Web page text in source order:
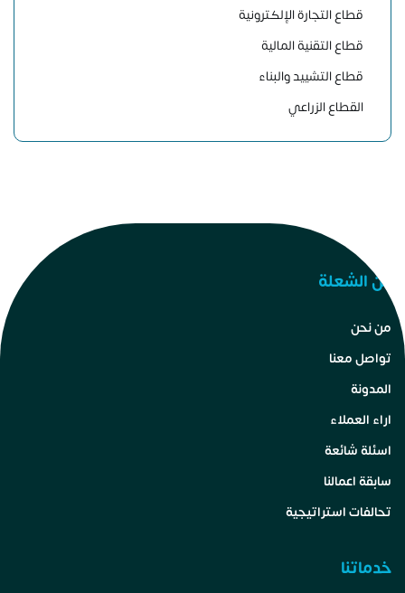
قطاع التجارة الإلكترونية
قطاع التقنية المالية
قطاع التشييد والبناء
القطاع الزراعي
عن الشعلة
من نحن
تواصل معنا
المدونة
اراء العملاء
اسئلة شائعة
سابقة اعمالنا
تحالفات استراتيجية
خدماتنا